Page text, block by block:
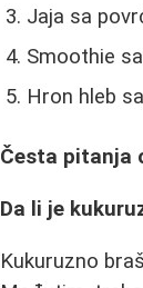
Jaja sa
Smoothie
Hron hleb
Česta pitanja
Da li je
Kukuruzno